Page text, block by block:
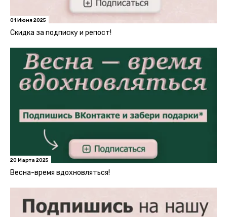
01 Июня 2025
Скидка за подписку и репост!
20 Марта 2025
Весна-время вдохновляться!